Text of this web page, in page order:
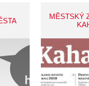
MĚSTSKÝ